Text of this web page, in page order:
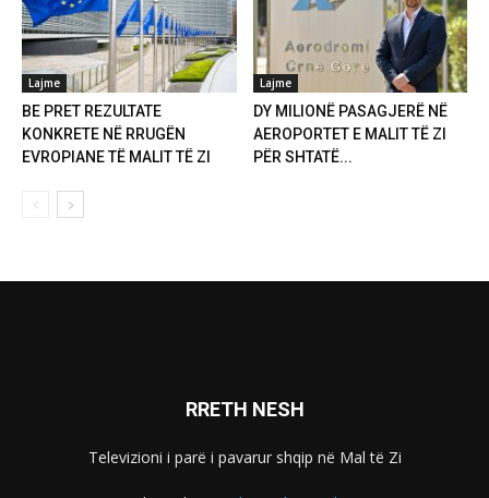
Lajme
BE PRET REZULTATE
KONKRETE NË RRUGËN
EVROPIANE TË MALIT TË ZI
Lajme
DY MILIONË PASAGJERË NË
AEROPORTET E MALIT TË ZI
PËR SHTATË...
RRETH NESH
Televizioni i parë i pavarur shqip në Mal të Zi